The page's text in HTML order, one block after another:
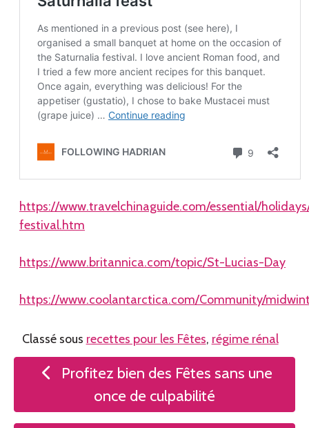
https://www.travelchinaguide.com/essential/
festival.htm
https://www.britannica.com/topic/St-Lucias-Day
https://www.coolantarctica.com/Community/
Classé sous recettes pour les Fêtes, régime rénal
Navigation
l’article
Profitez bien des Fêtes sans une
once de culpabilité